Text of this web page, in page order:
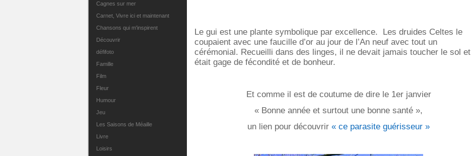
Cagnes sur mer
Carnet, Vivre ici et maintenant
Chansons qui m'inspirent
Découvrir
défifoto
Famille
Film
Fleur
Humour
Jeu
Les Saisons de Méaille
Livre
Loisirs
Le gui est une plante symbolique par excellence. Les druides Celtes le
coupaient avec une faucille d’or au jour de l’An neuf avec tout un
cérémonial. Recueilli dans des linges, il ne devait jamais toucher le sol et
était gage de fécondité et de bonheur.
Et comme il est de coutume de dire le 1er janvier
« Bonne année et surtout une bonne santé »,
un lien pour découvrir « ce parasite guérisseur »